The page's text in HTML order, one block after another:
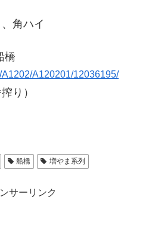
角ハイ
橋
A120201/12036195/
り）
船橋 増やま系列
サーリンク